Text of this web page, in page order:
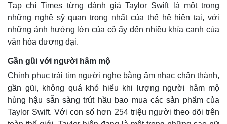
Kinh tế
Bất động sản
Khởi nghiệp
Thị trường
Giá vàng
Tiêu dùng
Tạp chí Times từng đánh giá Taylor Swift là một trong
những nghệ sỹ quan trọng nhất của thế hệ hiện tại, với
những ảnh hưởng lớn của cô ấy đến nhiều khía cạnh của
văn hóa đương đại.
Gần gũi với người hâm mộ
Chinh phục trái tim người nghe bằng âm nhạc chân thành,
gần gũi, không quá khó hiểu khi lượng người hâm mộ
hùng hậu sẵn sàng trút hầu bao mua các sản phẩm của
Taylor Swift. Với con số hơn 254 triệu người theo dõi trên